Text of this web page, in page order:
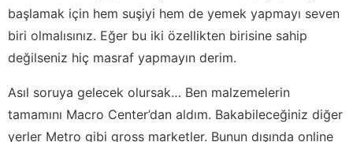
başlamak için hem suşiyi hem de yemek yapmayı seven
biri olmalısınız. Eğer bu iki özellikten birisine sahip
değilseniz hiç masraf yapmayın derim.
Asıl soruya gelecek olursak… Ben malzemelerin
tamamını Macro Center’dan aldım. Bakabileceğiniz diğer
yerler Metro gibi gross marketler. Bunun dışında online